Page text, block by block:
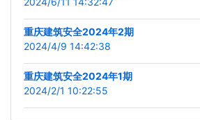
重庆建筑安全2024年2期
2024/4/9 14:42:38
重庆建筑安全2024年1期
2024/2/1 10:22:55